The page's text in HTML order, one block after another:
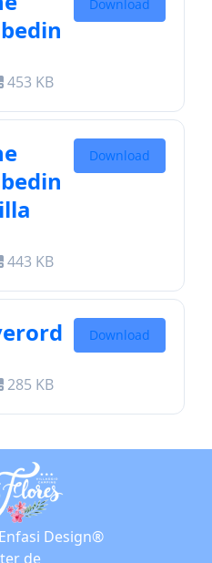
453 KB
Download
443 KB
Download
285 KB
Download
Design®
de